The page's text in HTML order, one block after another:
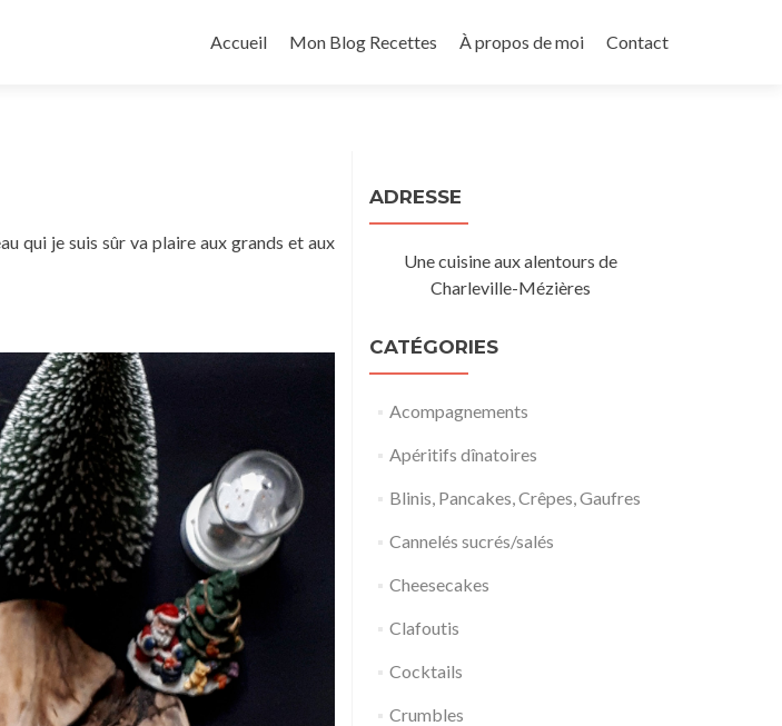
au
Accueil Mon Blog Recettes À propos de moi Contact
qui je suis sûr va plaire aux grands et aux
ADRESSE
Une cuisine aux alentours de
Charleville-Mézières
CATÉGORIES
Acompagnements
Apéritifs dînatoires
Blinis, Pancakes, Crêpes, Gaufres
Cannelés sucrés/salés
Cheesecakes
Clafoutis
Cocktails
Crumbles